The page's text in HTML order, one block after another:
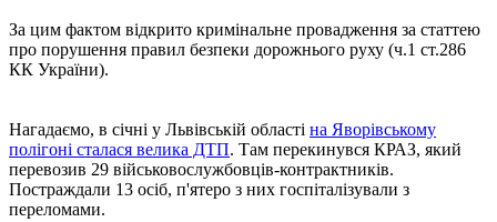
За цим фактом відкрито кримінальне провадження за статтею
про порушення правил безпеки дорожнього руху (ч.1 ст.286
КК України).
Нагадаємо, в січні у Львівській області на Яворівському
полігоні сталася велика ДТП. Там перекинувся КРАЗ, який
перевозив 29 військовослужбовців-контрактників.
Постраждали 13 осіб, п'ятеро з них госпіталізували з
переломами.